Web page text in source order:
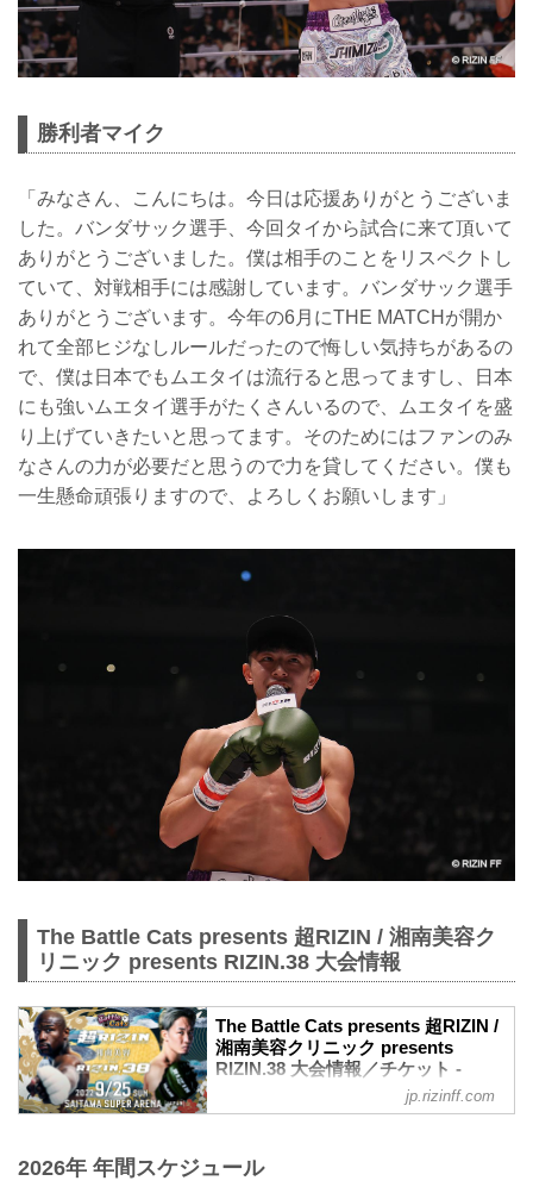
勝利者マイク
「みなさん、こんにちは。今日は応援ありがとうございま
した。バンダサック選手、今回タイから試合に来て頂いて
ありがとうございました。僕は相手のことをリスペクトし
ていて、対戦相手には感謝しています。バンダサック選手
ありがとうございます。今年の6月にTHE MATCHが開か
れて全部ヒジなしルールだったので悔しい気持ちがあるの
で、僕は日本でもムエタイは流行ると思ってますし、日本
にも強いムエタイ選手がたくさんいるので、ムエタイを盛
り上げていきたいと思ってます。そのためにはファンのみ
なさんの力が必要だと思うので力を貸してください。僕も
一生懸命頑張りますので、よろしくお願いします」
The Battle Cats presents 超RIZIN / 湘南美容ク
リニック presents RIZIN.38 大会情報
The Battle Cats presents 超RIZIN /
湘南美容クリニック presents
RIZIN.38 大会情報／チケット -
RIZIN FIGHTING FEDERATION オ
フィシャルサイト
名称
jp.rizinff.com
2026年 年間スケジュール